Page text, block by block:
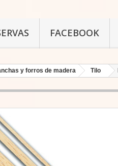
FACEBOOK
y forros de madera Tilo